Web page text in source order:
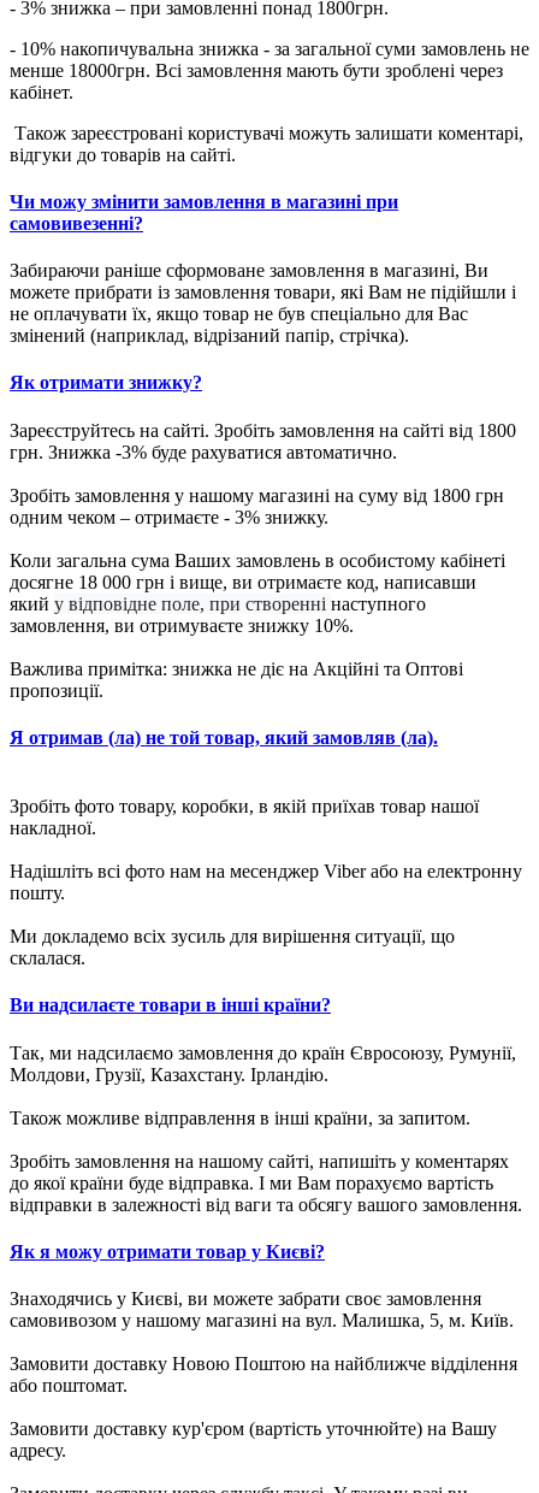
- 3% знижка – при замовленні понад 1800грн.
- 10% накопичувальна знижка - за загальної суми замовлень не
менше 18000грн. Всі замовлення мають бути зроблені через
кабінет.
Також зареєстровані користувачі можуть залишати коментарі,
відгуки до товарів на сайті.
Чи можу змінити замовлення в магазині при
самовивезенні?
Забираючи раніше сформоване замовлення в магазині, Ви
можете прибрати із замовлення товари, які Вам не підійшли і
не оплачувати їх, якщо товар не був спеціально для Вас
змінений (наприклад, відрізаний папір, стрічка).
Як отримати знижку?
Зареєструйтесь на сайті. Зробіть замовлення на сайті від 1800
грн. Знижка -3% буде рахуватися автоматично.
Зробіть замовлення у нашому магазині на суму від 1800 грн
одним чеком – отримаєте - 3% знижку.
Коли загальна сума Ваших замовлень в особистому кабінеті
досягне 18 000 грн і вище, ви отримаєте код, написавши
який у відповідне поле, при створенні наступного
замовлення, ви отримуваєте знижку 10%.
Важлива примітка: знижка не діє на Акційні та Оптові
пропозиції.
Я отримав (ла) не той товар, який замовляв (ла).
Зробіть фото товару, коробки, в якій приїхав товар нашої
накладної.
Надішліть всі фото нам на месенджер Viber або на електронну
пошту.
Ми докладемо всіх зусиль для вирішення ситуації, що
склалася.
Ви надсилаєте товари в інші країни?
Так, ми надсилаємо замовлення до країн Євросоюзу, Румунії,
Молдови, Грузії, Казахстану. Ірландію.
Також можливе відправлення в інші країни, за запитом.
Зробіть замовлення на нашому сайті, напишіть у коментарях
до якої країни буде відправка. І ми Вам порахуємо вартість
відправки в залежності від ваги та обсягу вашого замовлення.
Як я можу отримати товар у Києві?
Знаходячись у Києві, ви можете забрати своє замовлення
самовивозом у нашому магазині на вул. Малишка, 5, м. Київ.
Замовити доставку Новою Поштою на найближче відділення
або поштомат.
Замовити доставку кур'єром (вартість уточнюйте) на Вашу
адресу.